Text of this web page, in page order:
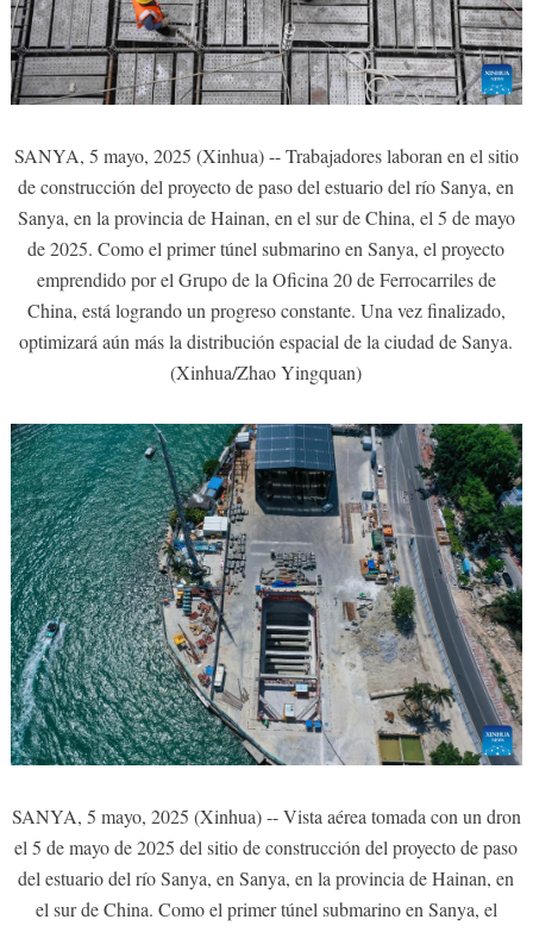
SANYA, 5 mayo, 2025 (Xinhua) -- Trabajadores laboran en el sitio
de construcción del proyecto de paso del estuario del río Sanya, en
Sanya, en la provincia de Hainan, en el sur de China, el 5 de mayo
de 2025. Como el primer túnel submarino en Sanya, el proyecto
emprendido por el Grupo de la Oficina 20 de Ferrocarriles de
China, está logrando un progreso constante. Una vez finalizado,
optimizará aún más la distribución espacial de la ciudad de Sanya.
(Xinhua/Zhao Yingquan)
SANYA, 5 mayo, 2025 (Xinhua) -- Vista aérea tomada con un dron
el 5 de mayo de 2025 del sitio de construcción del proyecto de paso
del estuario del río Sanya, en Sanya, en la provincia de Hainan, en
el sur de China. Como el primer túnel submarino en Sanya, el